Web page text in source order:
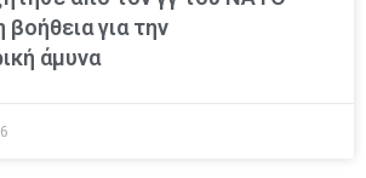
για την
άμυνα